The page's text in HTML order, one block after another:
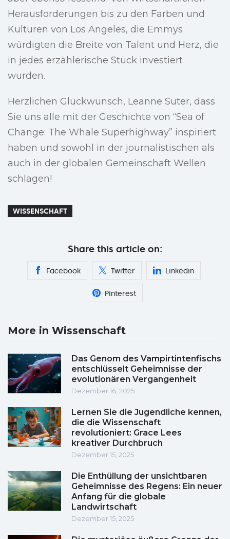
Herausforderungen bis zu den Farben und
Kulturen von Los Angeles, die Emmys
würdigten die Breite von Talent und Herz, die
in jedes erzählerische Stück investiert
wurden.
Herzlichen Glückwunsch, Leanne Suter, dass
Sie uns alle mit der Geschichte von “Sea of
Change: The Whale Superhighway” inspiriert
haben und sowohl in der journalistischen als
auch in der globalen Gemeinschaft Wellen
schlagen!
WISSENSCHAFT
Share this article on:
Facebook Twitter Linkedin
Pinterest
More in Wissenschaft
Das Genom des Vampirtintenfischs
entschlüsselt Geheimnisse der
evolutionären Vergangenheit
Dezember 16, 2025
Lernen Sie die Jugendliche kennen,
die die Wissenschaft
revolutioniert: Grace Lees
kreativer Durchbruch
Dezember 15, 2025
Die Enthüllung der unsichtbaren
Geheimnisse des Regens: Ein neuer
Anfang für die globale
Landwirtschaft
Dezember 15, 2025